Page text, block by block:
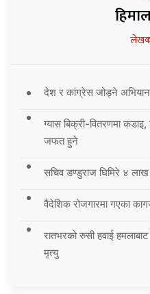
देश र कांग्रेस जोड्ने
ग्यास बिक्री-वितरणमा
जफत हुने
सचिव डण्डुराज घिमिरे ४ लाख
वैदेशिक रोजगारमा गएका
रातभरको रुसी हवाई
मृत्यु